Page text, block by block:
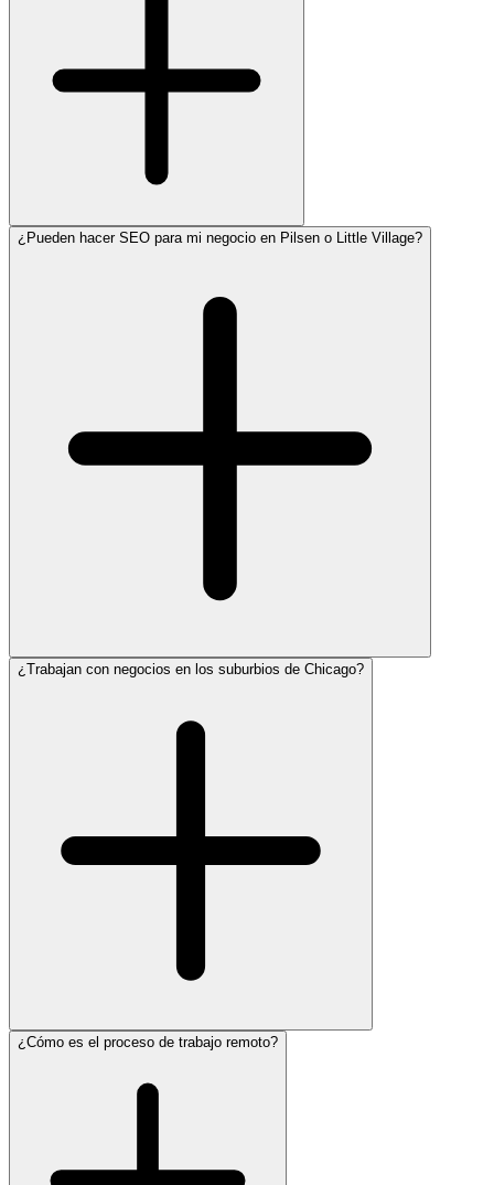
¿Pueden hacer SEO para mi negocio en Pilsen o Little Village?
¿Trabajan con negocios en los suburbios de Chicago?
¿Cómo es el proceso de trabajo remoto?